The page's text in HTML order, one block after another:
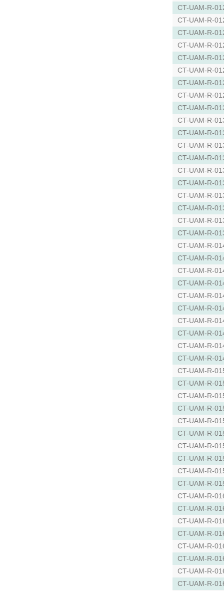
CT-UAM-R-
CT-UAM-R-
CT-UAM-R-
CT-UAM-R-
CT-UAM-R-
CT-UAM-R-
CT-UAM-R-
CT-UAM-R-
CT-UAM-R-
CT-UAM-R-
CT-UAM-R-
CT-UAM-R-
CT-UAM-R-
CT-UAM-R-
CT-UAM-R-
CT-UAM-R-
CT-UAM-R-
CT-UAM-R-
CT-UAM-R-
CT-UAM-R-
CT-UAM-R-
CT-UAM-R-
CT-UAM-R-
CT-UAM-R-
CT-UAM-R-
CT-UAM-R-
CT-UAM-R-
CT-UAM-R-
CT-UAM-R-
CT-UAM-R-
CT-UAM-R-
CT-UAM-R-
CT-UAM-R-
CT-UAM-R-
CT-UAM-R-
CT-UAM-R-
CT-UAM-R-
CT-UAM-R-
CT-UAM-R-
CT-UAM-R-
CT-UAM-R-
CT-UAM-R-
CT-UAM-R-
CT-UAM-R-
CT-UAM-R-
CT-UAM-R-
CT-UAM-R-